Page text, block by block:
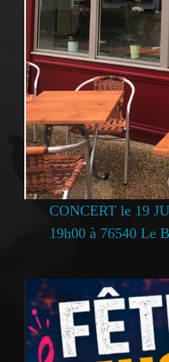
CONCERT le 19
19h00 à 76540 Le